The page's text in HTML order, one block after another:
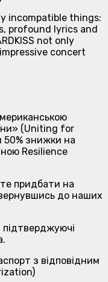
incompatible things:
profound lyrics and
not only
concert
(Uniting for
50% знижки на
Resilience
придбати на
до наших
підтверджуючі
з відповідним